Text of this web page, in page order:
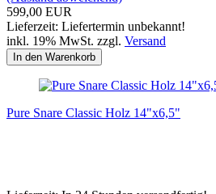
599,00 EUR
Lieferzeit: Liefertermin unbekannt!
inkl. 19% MwSt. zzgl. Versand
In den Warenkorb
Pure Snare Classic Holz 14"x6,5"